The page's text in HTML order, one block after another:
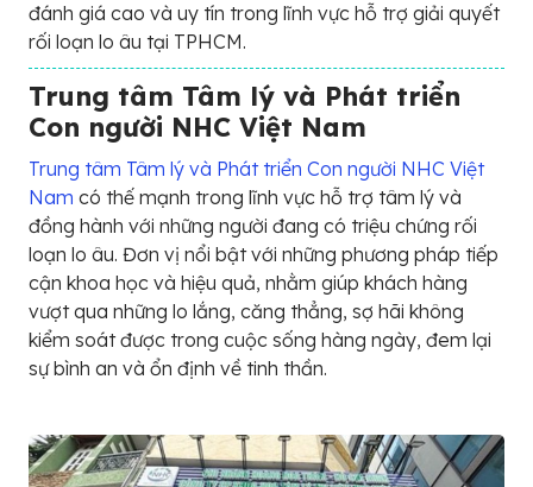
đánh giá cao và uy tín trong lĩnh vực hỗ trợ giải quyết
rối loạn lo âu tại TPHCM.
Trung tâm Tâm lý và Phát triển
Con người NHC Việt Nam
Trung tâm Tâm lý và Phát triển Con người NHC Việt
Nam có thế mạnh trong lĩnh vực hỗ trợ tâm lý và
đồng hành với những người đang có triệu chứng rối
loạn lo âu. Đơn vị nổi bật với những phương pháp tiếp
cận khoa học và hiệu quả, nhằm giúp khách hàng
vượt qua những lo lắng, căng thẳng, sợ hãi không
kiểm soát được trong cuộc sống hàng ngày, đem lại
sự bình an và ổn định về tinh thần.